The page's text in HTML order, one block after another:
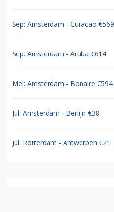
Sep: Amsterdam - Curacao €569
Sep: Amsterdam - Aruba €614
Mei: Amsterdam - Bonaire €594
Jul: Amsterdam - Berlijn €38
Jul: Rotterdam - Antwerpen €21